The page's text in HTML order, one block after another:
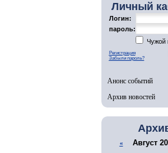
Личный
Логин:
пароль:
Чужой
Регистрация
Забыли пароль?
Анонс событий
Архив новостей
« Август